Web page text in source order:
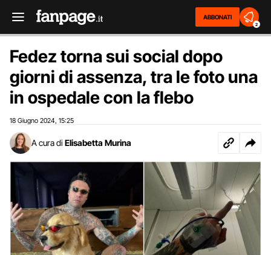
ABBONATI
2
Fedez torna sui social dopo
giorni di assenza, tra le foto una
in ospedale con la flebo
18 Giugno 2024 15:25
A cura di Elisabetta Murina